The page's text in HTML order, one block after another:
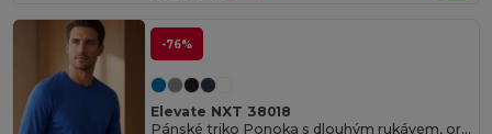
-76%
Elevate NXT 38018
Pánské triko Ponoka s dlouhým rukávem, organická bavlna